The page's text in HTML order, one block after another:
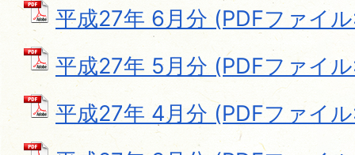
平成27年 6月分 (PDFファイ
平成27年 5月分 (PDFファイ
平成27年 4月分 (PDFファイ